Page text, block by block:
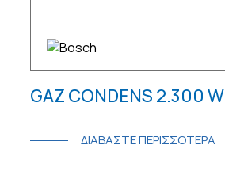
GAZ CONDENS 2.300 W
ΔΙΑΒΑΣΤΕ ΠΕΡΙΣΣΟΤΕΡΑ